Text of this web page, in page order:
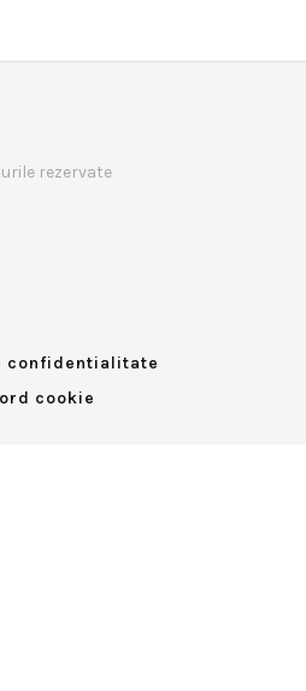
rezervate
confidentialitate
cookie